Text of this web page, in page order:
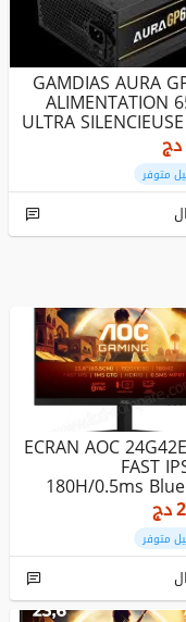
GAMDIAS AURA
ALIMENTATION
ULTRA
دج
متوفر
ECRAN AOC
FAST
180H/0.5ms
دج
متوفر